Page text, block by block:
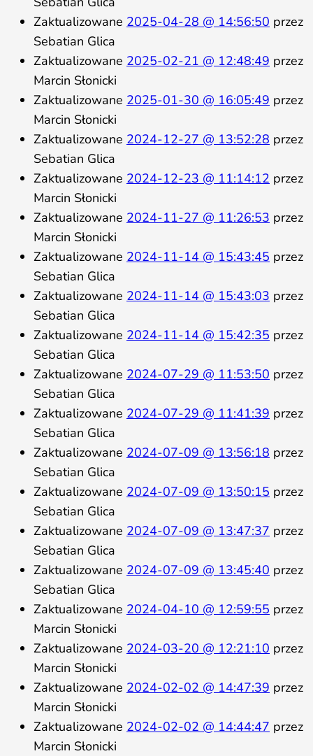
Zaktualizowane 2025-04-28 @ 14:56:50 przez
Sebatian Glica
Zaktualizowane 2025-02-21 @ 12:48:49 przez
Marcin Słonicki
Zaktualizowane 2025-01-30 @ 16:05:49 przez
Marcin Słonicki
Zaktualizowane 2024-12-27 @ 13:52:28 przez
Sebatian Glica
Zaktualizowane 2024-12-23 @ 11:14:12 przez
Marcin Słonicki
Zaktualizowane 2024-11-27 @ 11:26:53 przez
Marcin Słonicki
Zaktualizowane 2024-11-14 @ 15:43:45 przez
Sebatian Glica
Zaktualizowane 2024-11-14 @ 15:43:03 przez
Sebatian Glica
Zaktualizowane 2024-11-14 @ 15:42:35 przez
Sebatian Glica
Zaktualizowane 2024-07-29 @ 11:53:50 przez
Sebatian Glica
Zaktualizowane 2024-07-29 @ 11:41:39 przez
Sebatian Glica
Zaktualizowane 2024-07-09 @ 13:56:18 przez
Sebatian Glica
Zaktualizowane 2024-07-09 @ 13:50:15 przez
Sebatian Glica
Zaktualizowane 2024-07-09 @ 13:47:37 przez
Sebatian Glica
Zaktualizowane 2024-07-09 @ 13:45:40 przez
Sebatian Glica
Zaktualizowane 2024-04-10 @ 12:59:55 przez
Marcin Słonicki
Zaktualizowane 2024-03-20 @ 12:21:10 przez
Marcin Słonicki
Zaktualizowane 2024-02-02 @ 14:47:39 przez
Marcin Słonicki
Zaktualizowane 2024-02-02 @ 14:44:47 przez
Marcin Słonicki